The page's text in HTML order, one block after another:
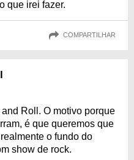
que irei fazer.
COMPARTILHAR
Roll. O motivo porque
é que queremos que
o fundo do
show de rock.